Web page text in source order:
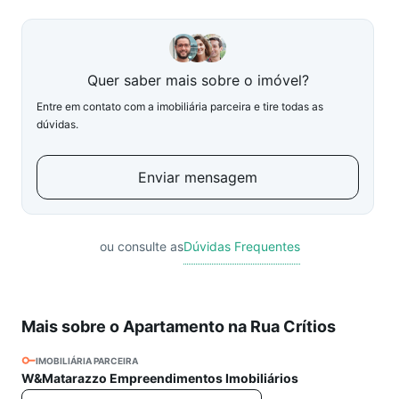
Quer saber mais sobre o imóvel?
Entre em contato com a imobiliária parceira e tire todas as
dúvidas.
Enviar mensagem
ou consulte asDúvidas Frequentes
Mais sobre o Apartamento na Rua Crítios
IMOBILIÁRIA PARCEIRA
W&Matarazzo Empreendimentos Imobiliários